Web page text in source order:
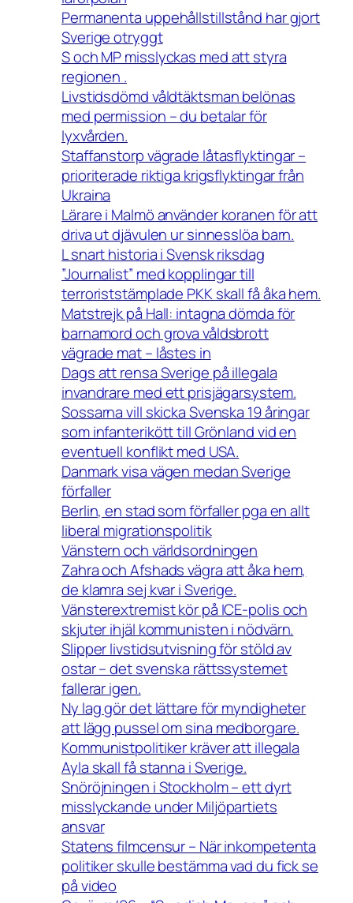
Permanenta uppehållstillstånd har gjort
Sverige otryggt
S och MP misslyckas med att styra
regionen .
Livstidsdömd våldtäktsman belönas
med permission – du betalar för
lyxvården.
Staffanstorp vägrade låtasflyktingar –
prioriterade riktiga krigsflyktingar från
Ukraina
Lärare i Malmö använder koranen för att
driva ut djävulen ur sinnesslöa barn.
L snart historia i Svensk riksdag
”Journalist” med kopplingar till
terroriststämplade PKK skall få åka hem.
Matstrejk på Hall: intagna dömda för
barnamord och grova våldsbrott
vägrade mat – låstes in
Dags att rensa Sverige på illegala
invandrare med ett prisjägarsystem.
Sossarna vill skicka Svenska 19 åringar
som infanterikött till Grönland vid en
eventuell konflikt med USA.
Danmark visa vägen medan Sverige
förfaller
Berlin, en stad som förfaller pga en allt
liberal migrationspolitik
Vänstern och världsordningen
Zahra och Afshads vägra att åka hem,
de klamra sej kvar i Sverige.
Vänsterextremist kör på ICE-polis och
skjuter ihjäl kommunisten i nödvärn.
Slipper livstidsutvisning för stöld av
ostar – det svenska rättssystemet
fallerar igen.
Ny lag gör det lättare för myndigheter
att lägg pussel om sina medborgare.
Kommunistpolitiker kräver att illegala
Ayla skall få stanna i Sverige.
Snöröjningen i Stockholm – ett dyrt
misslyckande under Miljöpartiets
ansvar
Statens filmcensur – När inkompetenta
politiker skulle bestämma vad du fick se
på video